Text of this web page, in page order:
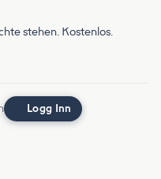
stehen. Kostenlos.
Logg Inn